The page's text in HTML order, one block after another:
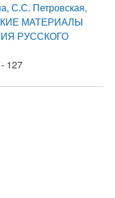
С.С. Петровская,
МАТЕРИАЛЫ
РУССКОГО
127